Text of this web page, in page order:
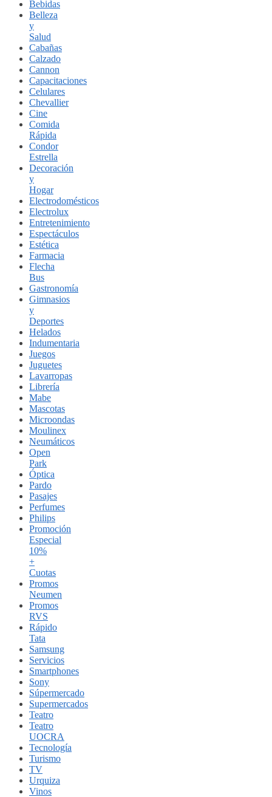
Bebidas
Belleza
y
Salud
Cabañas
Calzado
Cannon
Capacitaciones
Celulares
Chevallier
Cine
Comida
Rápida
Condor
Estrella
Decoración
y
Hogar
Electrodomésticos
Electrolux
Entretenimiento
Espectáculos
Estética
Farmacia
Flecha
Bus
Gastronomía
Gimnasios
y
Deportes
Helados
Indumentaria
Juegos
Juguetes
Lavarropas
Librería
Mabe
Mascotas
Microondas
Moulinex
Neumáticos
Open
Park
Óptica
Pardo
Pasajes
Perfumes
Philips
Promoción
Especial
10%
+
Cuotas
Promos
Neumen
Promos
RVS
Rápido
Tata
Samsung
Servicios
Smartphones
Sony
Súpermercado
Supermercados
Teatro
Teatro
UOCRA
Tecnología
Turismo
TV
Urquiza
Vinos